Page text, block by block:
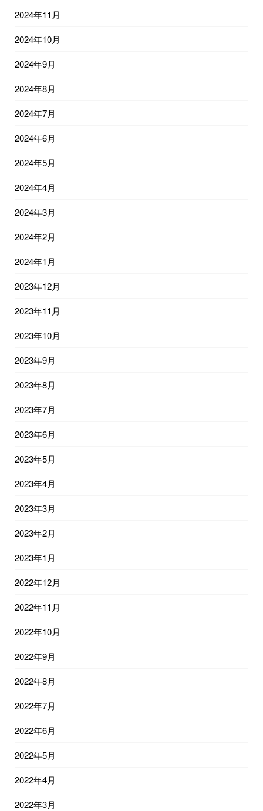
2024年11月
2024年10月
2024年9月
2024年8月
2024年7月
2024年6月
2024年5月
2024年4月
2024年3月
2024年2月
2024年1月
2023年12月
2023年11月
2023年10月
2023年9月
2023年8月
2023年7月
2023年6月
2023年5月
2023年4月
2023年3月
2023年2月
2023年1月
2022年12月
2022年11月
2022年10月
2022年9月
2022年8月
2022年7月
2022年6月
2022年5月
2022年4月
2022年3月